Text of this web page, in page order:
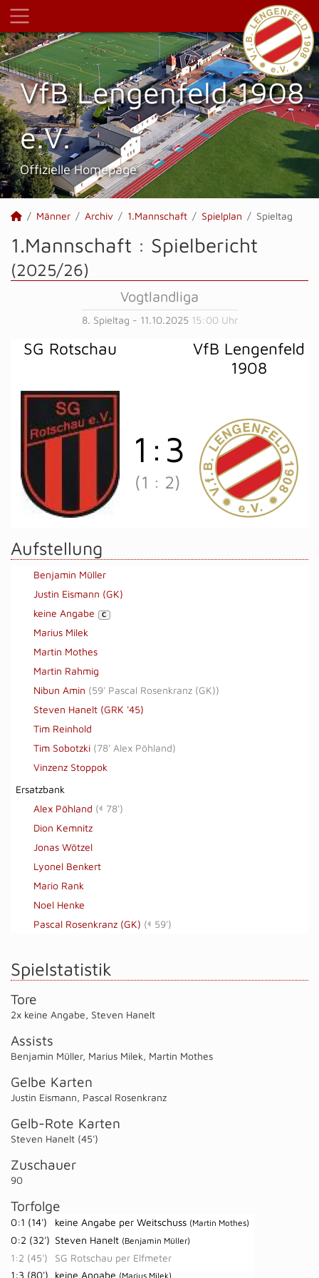
VfB Lengenfeld 1908
e.V.
Offizielle Homepage
Männer Archiv 1.Mannschaft Spielplan Spieltag
1.Mannschaft : Spielbericht
(2025/26)
Vogtlandliga
8. Spieltag - 11.10.2025 15:00 Uhr
SG Rotschau
VfB Lengenfeld
1908
1 : 3
(1 : 2)
Aufstellung
Benjamin Müller
Justin Eismann (GK)
keine Angabe
C
Marius Milek
Martin Mothes
Martin Rahmig
Nibun Amin (59' Pascal Rosenkranz (GK))
Steven Hanelt (GRK '45)
Tim Reinhold
Tim Sobotzki (78' Alex Pöhland)
Vinzenz Stoppok
Ersatzbank
Alex Pöhland (
78')
Dion Kemnitz
Jonas Wötzel
Lyonel Benkert
Mario Rank
Noel Henke
Pascal Rosenkranz (GK) ( 59')
Spielstatistik
Tore
2x keine Angabe, Steven Hanelt
Assists
Benjamin Müller, Marius Milek, Martin Mothes
Gelbe Karten
Justin Eismann, Pascal Rosenkranz
Gelb-Rote Karten
Steven Hanelt (45')
Zuschauer
90
Torfolge
0:1 (14') keine Angabe per Weitschuss (Martin Mothes)
0:2 (32') Steven Hanelt (Benjamin Müller)
1:2 (45')
SG Rotschau per Elfmeter
1:3 (80')
keine Angabe (Marius Milek)